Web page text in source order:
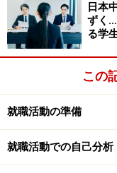
修費用などが該当
しかし、実際に数
て、それを内定者
ないでしょう。内
学生相手に損害賠
ージも悪化して採
数十万円だとして
上のマイナスを会
日本
ずく
る学
この
就職活動の準備
就職活動での自己分析